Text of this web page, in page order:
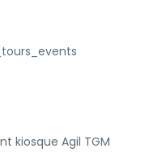
kiosque Agil TGM